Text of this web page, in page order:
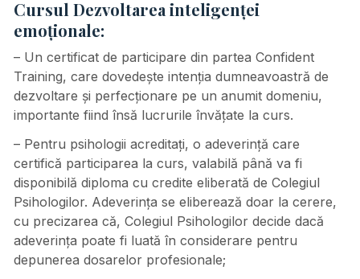
Cursul Dezvoltarea inteligenței
emoționale:
– Un certificat de participare din partea Confident
Training, care dovedeşte intenţia dumneavoastră de
dezvoltare şi perfecţionare pe un anumit domeniu,
importante fiind însă lucrurile învăţate la curs.
– Pentru psihologii acreditați, o adeverință care
certifică participarea la curs, valabilă până va fi
disponibilă diploma cu credite eliberată de Colegiul
Psihologilor. Adeverința se eliberează doar la cerere,
cu precizarea că, Colegiul Psihologilor decide dacă
adeverința poate fi luată în considerare pentru
depunerea dosarelor profesionale;